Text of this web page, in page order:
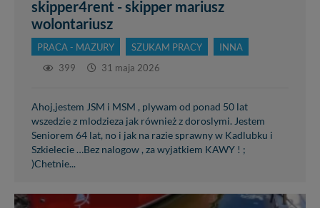
skipper4rent - skipper mariusz
wolontariusz
PRACA - MAZURY SZUKAM PRACY
INNA
399
31 maja 2026
Ahoj,jestem JSM i MSM , plywam od ponad 50 lat
wszedzie z mlodzieza jak również z doroslymi. Jestem
Seniorem 64 lat, no i jak na razie sprawny w Kadlubku i
Szkielecie …Bez nalogow , za wyjatkiem KAWY ! ;
)Chetnie...